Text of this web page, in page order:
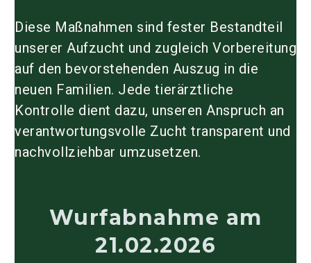
Diese Maßnahmen sind fester Bestandteil
unserer Aufzucht und zugleich Vorbereitung
auf den bevorstehenden Auszug in die
neuen Familien. Jede tierärztliche
Kontrolle dient dazu, unseren Anspruch an
verantwortungsvolle Zucht transparent und
nachvollziehbar umzusetzen.
Wurfabnahme am
21.02.2026